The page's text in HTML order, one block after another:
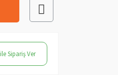
Sipariş Ver